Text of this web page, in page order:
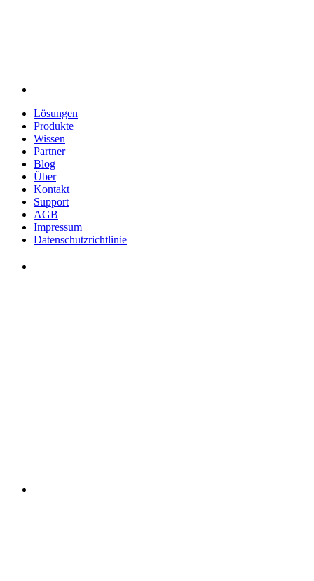
Lösungen
Produkte
Wissen
Partner
Blog
Über
Kontakt
Support
AGB
Impressum
Datenschutzrichtlinie